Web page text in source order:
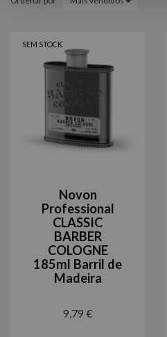
SEM STOCK
Novon
Professional
CLASSIC
BARBER
COLOGNE
185ml Barril de
Madeira
9,79 €